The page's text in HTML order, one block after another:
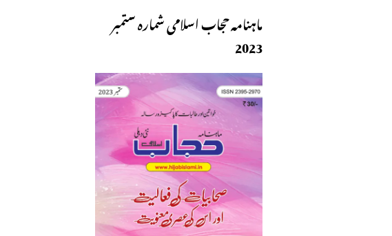
ماہنامہ حجاب اسلامی شمارہ ستمبر
2023